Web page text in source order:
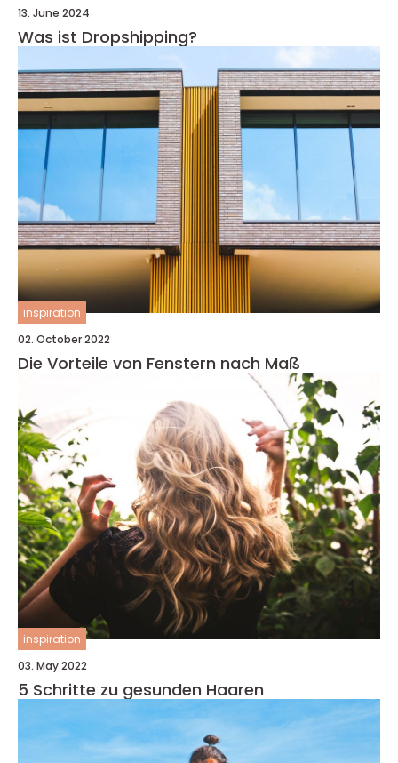
13. June 2024
Was ist Dropshipping?
inspiration
02. October 2022
Die Vorteile von Fenstern nach Maß
inspiration
03. May 2022
5 Schritte zu gesunden Haaren